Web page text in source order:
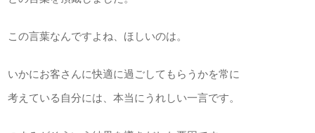
この言葉なんですよね、ほしいのは。
いかにお客さんに快適に過ごしてもらうかを常に
考えている自分には、本当にうれしい一言です。